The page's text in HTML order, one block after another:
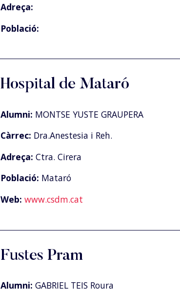
Adreça:
Població:
Hospital de Mataró
Alumni: MONTSE YUSTE GRAUPERA
Càrrec: Dra.Anestesia i Reh.
Adreça: Ctra. Cirera
Població: Mataró
Web: www.csdm.cat
Fustes Pram
Alumni: GABRIEL TEIS Roura